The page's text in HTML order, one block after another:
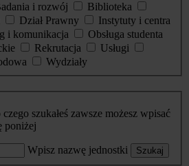
i rozwój
Biblioteka
Dział Prawny
Instytuty i centra
i komunikacja
Obsługa studenta
Rekrutacja
Usługi
Wydziały
szukałeś zawsze możesz wpisać
poniżej
Wpisz nazwę jednostki Szukaj